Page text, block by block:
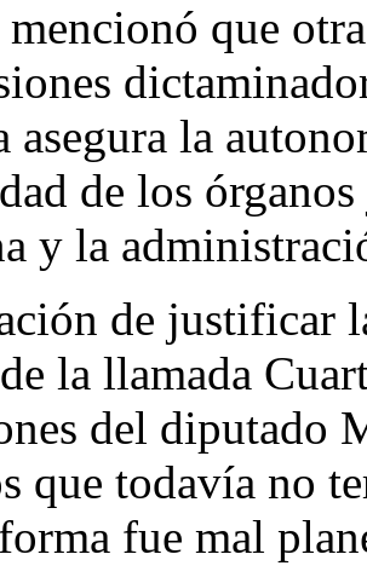
que
la
de los
y la
de justificar
la llamada
del diputado
que todavía no
fue mal